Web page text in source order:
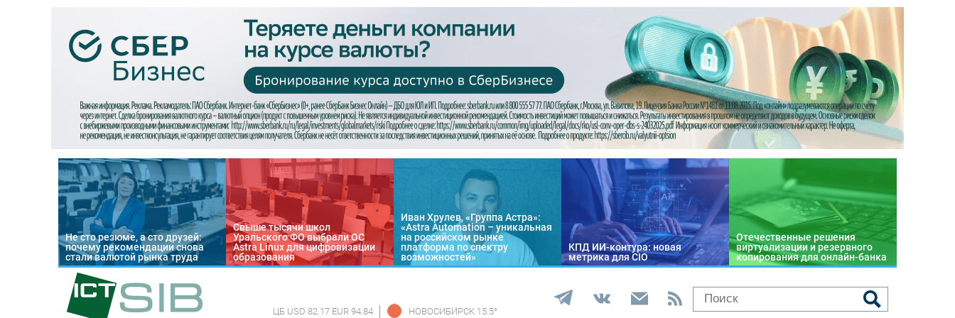
Не сто резюме, а сто друзей:
почему рекомендации снова
стали валютой рынка труда
Свыше тысячи школ
Уральского ФО выбрали ОС
Astra Linux для цифровизации
образования
Иван Хрулев, «Группа Астра»:
«Astra Automation – уникальная
на российском рынке
платформа по спектру
возможностей»
КПД ИИ-контура: новая
метрика для CIO
Отечественные решения
виртуализации и резервного
копирования для онлайн-банка
ЦБ USD 82.17 EUR 94.84 НОВОСИБИРСК 15.5°